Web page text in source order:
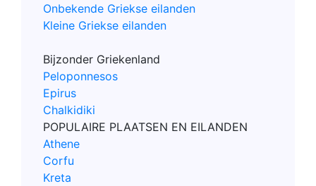
Onbekende Griekse eilanden
Kleine Griekse eilanden
Bijzonder Griekenland
Peloponnesos
Epirus
Chalkidiki
POPULAIRE PLAATSEN EN EILANDEN
Athene
Corfu
Kreta